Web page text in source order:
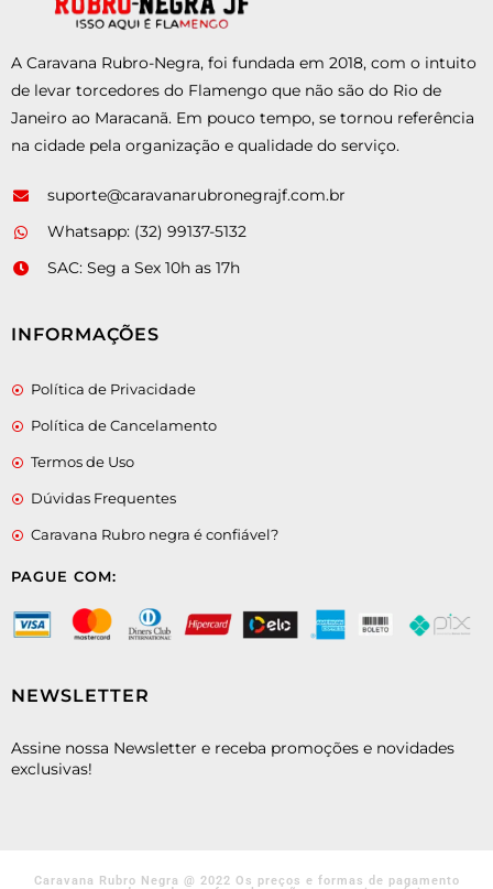
A Caravana Rubro-Negra, foi fundada em 2018, com o intuito
de levar torcedores do Flamengo que não são do Rio de
Janeiro ao Maracanã. Em pouco tempo, se tornou referência
na cidade pela organização e qualidade do serviço.
suporte@caravanarubronegrajf.com.br
Whatsapp: (32) 99137-5132
SAC: Seg a Sex 10h as 17h
INFORMAÇÕES
Política de Privacidade
Política de Cancelamento
Termos de Uso
Dúvidas Frequentes
Caravana Rubro negra é confiável?
PAGUE COM:
NEWSLETTER
Assine nossa Newsletter e receba promoções e novidades
exclusivas!
Caravana Rubro Negra @ 2022 Os preços e formas de pagamento